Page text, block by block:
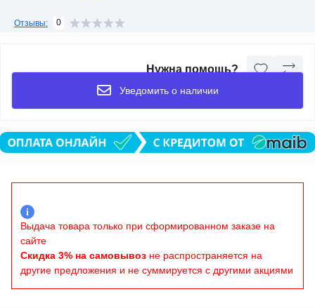
Отзывы: 0
Нужна помощь?
Уведомить о наличии
i
Выдача товара только при сформированном заказе на
сайте
Скидка 3% на самовывоз не распространяется на
другие предложения и не суммируется с другими акциями